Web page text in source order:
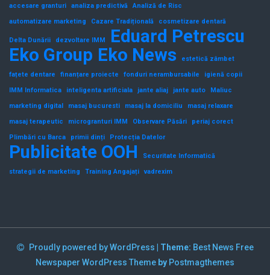
accesare granturi analiza predictivă
Analiză de Risc
automatizare marketing
Cazare Tradițională cosmetizare dentară
Delta Dunării dezvoltare IMM
Eduard Petrescu
Eko Group Eko News
estetică zâmbet
fațete dentare
finanțare proiecte fonduri nerambursabile
igienă copii
IMM Informatica
inteligenta artificiala jante aliaj jante auto
Maliuc
marketing digital
masaj bucuresti masaj la domiciliu
masaj relaxare
masaj terapeutic
microgranturi IMM Observare Păsări
periaj corect
Plimbări cu Barca
primii dinți Protecția Datelor
Publicitate OOH
Securitate Informatică
strategii de marketing
Training Angajați vadrexim
Proudly powered by WordPress Theme: Best News Free
Newspaper WordPress Theme by Postmagthemes